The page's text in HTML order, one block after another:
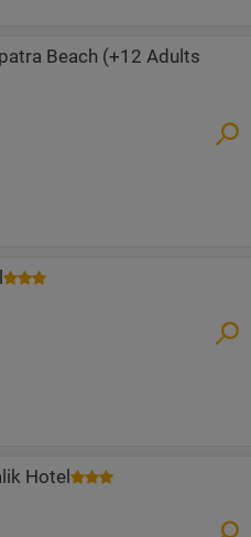
Beach (+12 Adults
Hotel